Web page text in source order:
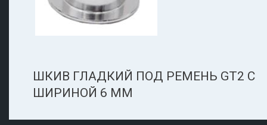
ШКИВ ГЛАДКИЙ ПОД РЕМЕНЬ GT2 C
ШИРИНОЙ 6 ММ